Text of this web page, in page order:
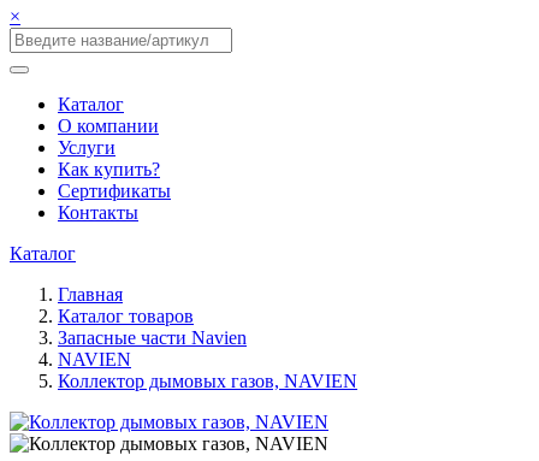
×
Каталог
О компании
Услуги
Как купить?
Сертификаты
Контакты
Каталог
Главная
Каталог товаров
Запасные части Navien
NAVIEN
Коллектор дымовых газов, NAVIEN